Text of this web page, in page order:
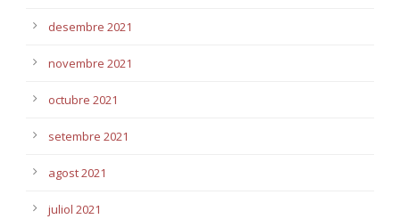
desembre 2021
novembre 2021
octubre 2021
setembre 2021
agost 2021
juliol 2021